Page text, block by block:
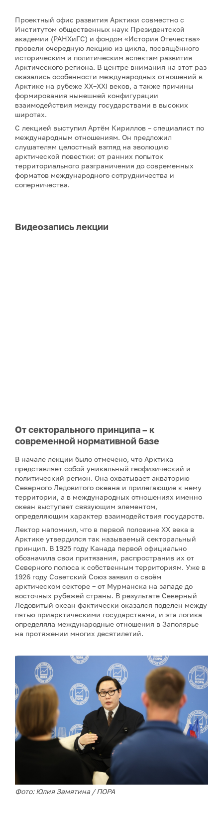
Проектный офис развития Арктики совместно с
Институтом общественных наук Президентской
академии (РАНХиГС) и фондом «История Отечества»
провели очередную лекцию из цикла, посвящённого
историческим и политическим аспектам развития
Арктического региона. В центре внимания на этот раз
оказались особенности международных отношений в
Арктике на рубеже XX–XXI веков, а также причины
формирования нынешней конфигурации
взаимодействия между государствами в высоких
широтах.
С лекцией выступил Артём Кириллов – специалист по
международным отношениям. Он предложил
слушателям целостный взгляд на эволюцию
арктической повестки: от ранних попыток
территориального разграничения до современных
форматов международного сотрудничества и
соперничества.
Видеозапись лекции
От секторального принципа – к
современной нормативной базе
В начале лекции было отмечено, что Арктика
представляет собой уникальный геофизический и
политический регион. Она охватывает акваторию
Северного Ледовитого океана и прилегающие к нему
территории, а в международных отношениях именно
океан выступает связующим элементом,
определяющим характер взаимодействия государств.
Лектор напомнил, что в первой половине XX века в
Арктике утвердился так называемый секторальный
принцип. В 1925 году Канада первой официально
обозначила свои притязания, распространив их от
Северного полюса к собственным территориям. Уже в
1926 году Советский Союз заявил о своём
арктическом секторе – от Мурманска на западе до
восточных рубежей страны. В результате Северный
Ледовитый океан фактически оказался поделен между
пятью приарктическими государствами, и эта логика
определяла международные отношения в Заполярье
на протяжении многих десятилетий.
Фото: Юлия Замятина / ПОРА